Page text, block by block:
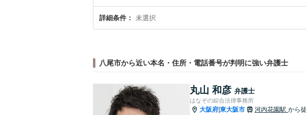
詳細条件 未選択
八尾市から近い本名・住所・電話番号が判明に強い弁護士
丸山 和彦 弁護士
はなぞの綜合法律事務所
大阪府 東大阪市 河内花園駅 から